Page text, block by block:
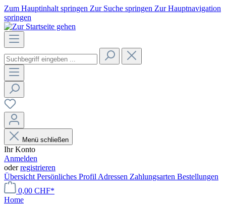
Zum Hauptinhalt springen Zur Suche springen Zur Hauptnavigation
springen
Menü schließen
Ihr Konto
Anmelden
oderregistrieren
Übersicht Persönliches Profil Adressen Zahlungsarten Bestellungen
0,00 CHF*
Home